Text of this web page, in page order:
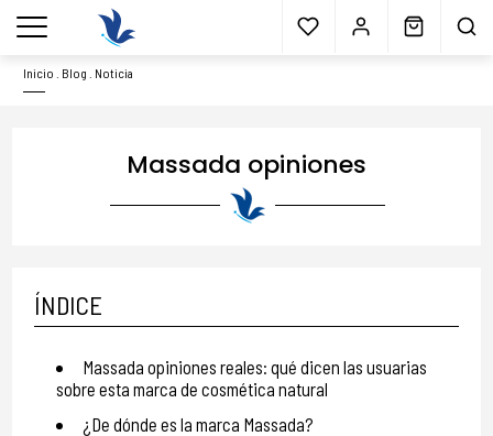
Envío gratisa partir 40€* Muestras gratis Blog
menu
Inicio Blog Noticia
Massada opiniones
ÍNDICE
Massada opiniones reales: qué dicen las usuarias
sobre esta marca de cosmética natural
¿De dónde es la marca Massada?